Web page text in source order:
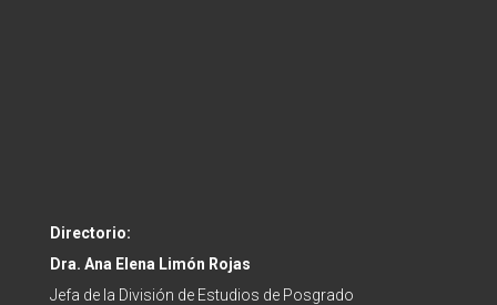
Directorio:
Dra. Ana Elena Limón Rojas
Jefa de la División de Estudios de Posgrado